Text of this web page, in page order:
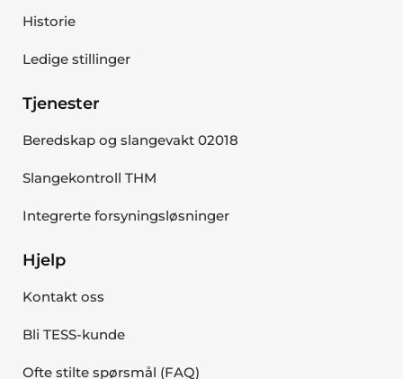
Historie
Ledige stillinger
Tjenester
Beredskap og slangevakt 02018
Slangekontroll THM
Integrerte forsyningsløsninger
Hjelp
Kontakt oss
Bli TESS-kunde
Ofte stilte spørsmål (FAQ)